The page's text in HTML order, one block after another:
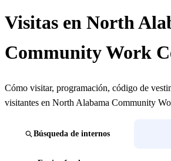
Visitas en North
Community Work
Cómo visitar, programación, código de
visitantes en North Alabama Community
Búsqueda de internos